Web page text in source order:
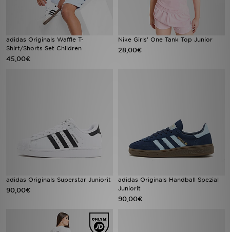
adidas Originals Waffle T-
Shirt/Shorts Set Children
45,00€
Nike Girls' One Tank Top Junior
28,00€
adidas Originals Superstar Juniorit
90,00€
adidas Originals Handball Spezial
Juniorit
90,00€